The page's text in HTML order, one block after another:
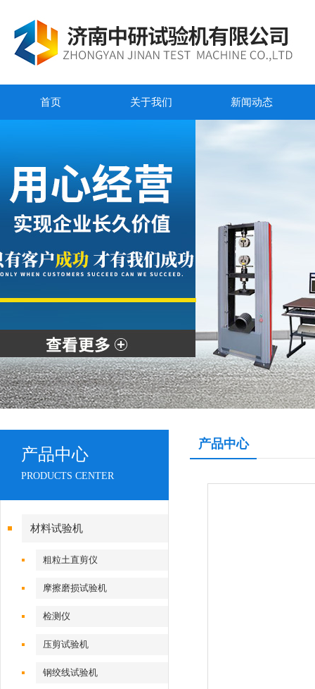
首页 关于我们 新闻动态
产品中心
PRODUCTS CENTER
材料试验机
粗粒土直剪仪
摩擦磨损试验机
检测仪
压剪试验机
钢绞线试验机
产品中心